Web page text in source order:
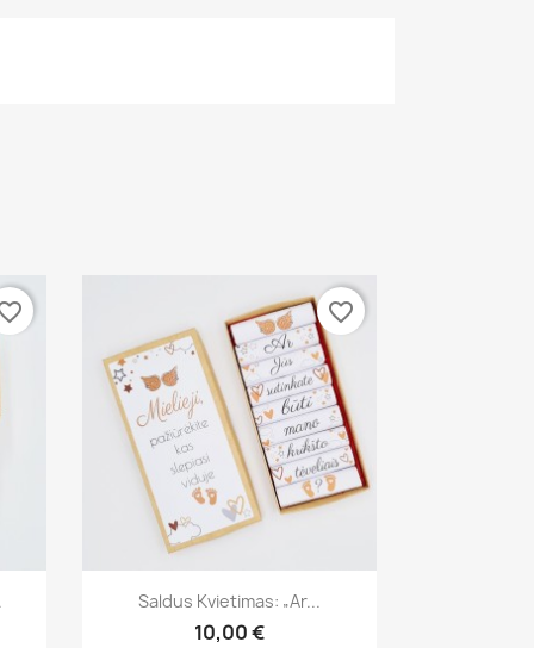
Greita peržiūra
Saldus Kvietimas: „Ar...
10,00 €
favorite_border